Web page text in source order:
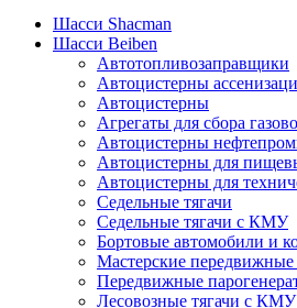
Шасси Shacman
Шасси Beiben
Автотопливозаправщики
Автоцистерны
Автоцистерны
Агрегаты для сбора
Автоцистерны
Автоцистерны для
Автоцистерны для
Седельные тягачи
Седельные тягачи с КМУ
Бортовые автомобили и
Мастерские
Передвижные
Лесовозные тягачи с КМУ